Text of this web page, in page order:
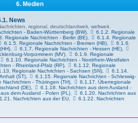
6. Medien
News
regional, deutschlandweit, weltweit.
- Baden-Württemberg (BW),
6.1.2. Regionale
Regionale Nachrichten - Berlin (BE),
6.1.4. Regionale
6.1.5. Regionale Nachrichten - Bremen (HB),
6.1.6.
6.1.7. Regionale Nachrichten - Hessen (HE),
Vorpommern (MV)
6.1.9. Regionale
6.1.10. Regionale Nachrichten - Nordrhein-Westfalen
- Rheinland-Pfalz (RP),
6.1.12. Regionale
Regionale Nachrichten - Sachsen (SN),
6.1.14.
(ST)
6.1.15. Regionale Nachrichten - Schleswig-
Nachrichten - Thüringen (TH),
6.1.17. Überregionale
(DE)
6.1.18. Nachrichten aus dem Ausland -
dem Ausland - Polen (PL),
6.1.20. Nachrichten aus
Nachrichten aus der EU,
6.1.22. Nachrichten